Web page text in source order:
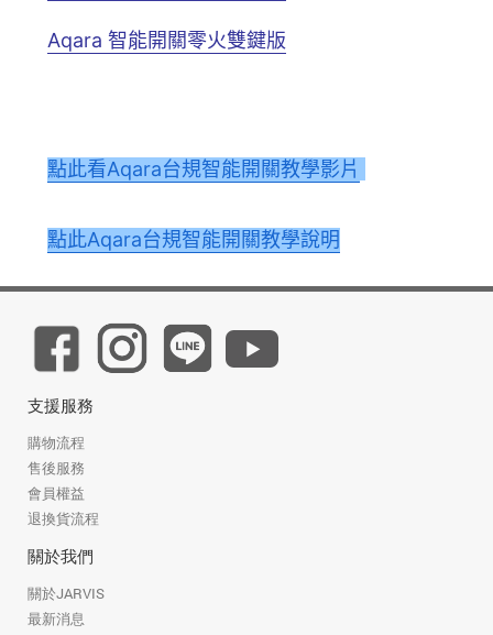
Aqara 智能開關零火雙鍵版
點此看Aqara台規智能開關教學影片
點此Aqara台規智能開關教學說明
支援服務
購物流程
售後服務
會員權益
退換貨流程
關於我們
關於JARVIS
最新消息